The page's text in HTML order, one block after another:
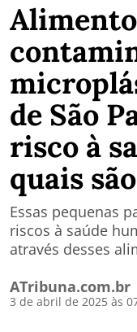
de São
risco à
quais são
Essas pequenas
riscos à saúde
através desses
ATribuna.com.br
3 de abril de 2025 às